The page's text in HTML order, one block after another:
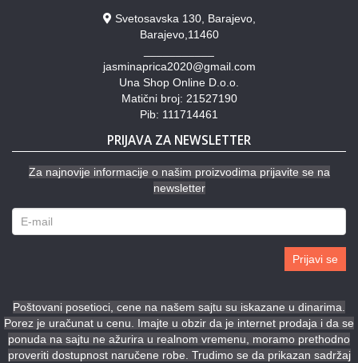
Svetosavska 130, Barajevo,
Barajevo,11460
jasminaprica2020@gmail.com
Una Shop Online D.o.o.
Matični broj: 21527190
Pib: 111714461
PRIJAVA ZA NEWSLETTER
Za najnovije informacije o našim proizvodima prijavite se na
newsletter
Prijavi se
Poštovani posetioci, cene na našem sajtu su iskazane u dinarima.
Porez je uračunat u cenu. Imajte u obzir da je internet prodaja i da se
ponuda na sajtu ne ažurira u realnom vremenu, moramo prethodno
proveriti dostupnost naručene robe. Trudimo se da prikazan sadržaj